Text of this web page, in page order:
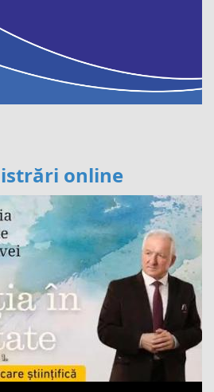
online